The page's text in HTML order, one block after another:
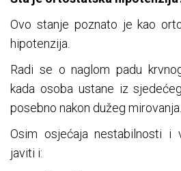
Ovo stanje poznato je kao
hipotenzija.
Radi se o naglom padu
kada osoba ustane iz
posebno nakon dužeg mirovanja.
Osim osjećaja nestabilnosti i
javiti i: